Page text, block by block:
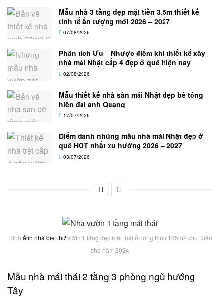
Mẫu nhà 3 tầng đẹp mặt tiền 3.5m thiết kế
tinh tế ấn tượng mới 2026 – 2027
07/08/2026
Phân tích Ưu – Nhược điểm khi thiết kế xây
nhà mái Nhật cấp 4 đẹp ở quê hiện nay
02/08/2026
Mẫu thiết kế nhà sàn mái Nhật đẹp bê tông
hiện đại anh Quang
17/07/2026
Điểm danh những mẫu nhà mái Nhật đẹp ở
quê HOT nhất xu hướng 2026 – 2027
03/07/2026
Hình ảnh nhà biệt thựvườn 1 tầng đẹp mái thái ở nông thôn 185m2 chú Điều
cho năm 2024
Mẫu nhà mái thái 2 tầng 3 phòng ngủ hướng
Tây